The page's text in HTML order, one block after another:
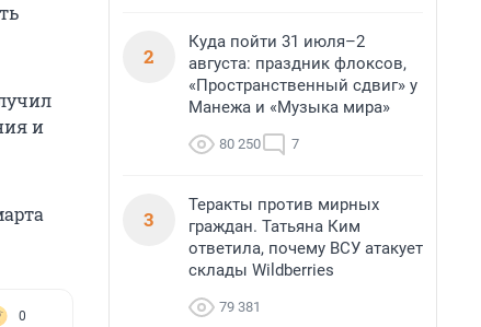
и
0
2
Куда пойти 31 июля–2
августа: праздник флоксов,
«Пространственный сдвиг» у
Манежа и «Музыка мира»
80 250 7
3
Теракты против мирных
граждан. Татьяна Ким
ответила, почему ВСУ атакует
склады Wildberries
79 381